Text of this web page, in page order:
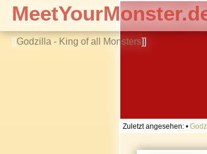
[[Godzilla - King of all Monsters]]
Zuletzt angesehen: •